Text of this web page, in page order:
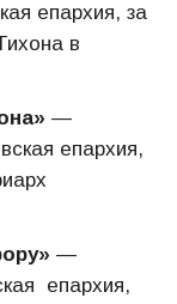
епархия, за
в
—
епархия,
—
епархия,